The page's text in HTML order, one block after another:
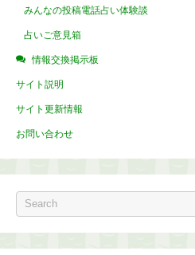
みんなの投稿電話占い体験談
占いご意見箱
情報交換掲示板
サイト説明
サイト更新情報
お問い合わせ